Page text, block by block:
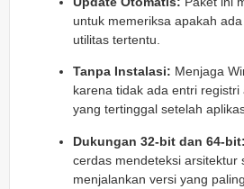
untuk memeriksa apakah
utilitas tertentu.
Tanpa Instalasi: Menjaga
karena tidak ada entri registri
yang tertinggal setelah
Dukungan 32-bit dan 64-bit:
cerdas mendeteksi arsitektur
menjalankan versi yang